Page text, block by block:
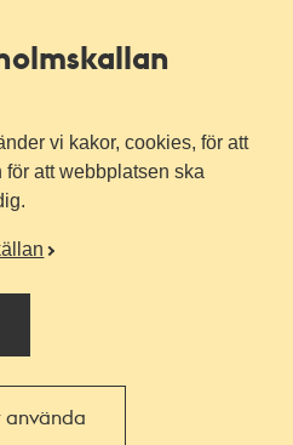
vi kakor, cookies, för att
att webbplatsen ska
använda